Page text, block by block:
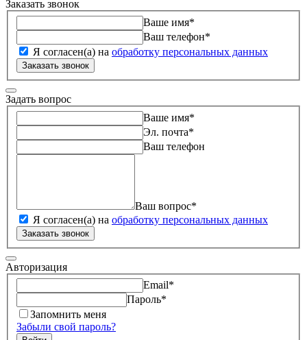
Заказать звонок
Ваше имя*
Ваш телефон*
Я согласен(а) на обработку персональных данных
Заказать звонок
Задать вопрос
Ваше имя*
Эл. почта*
Ваш телефон
Ваш вопрос*
Я согласен(а) на обработку персональных данных
Заказать звонок
Авторизация
Email*
Пароль*
Запомнить меня
Забыли свой пароль?